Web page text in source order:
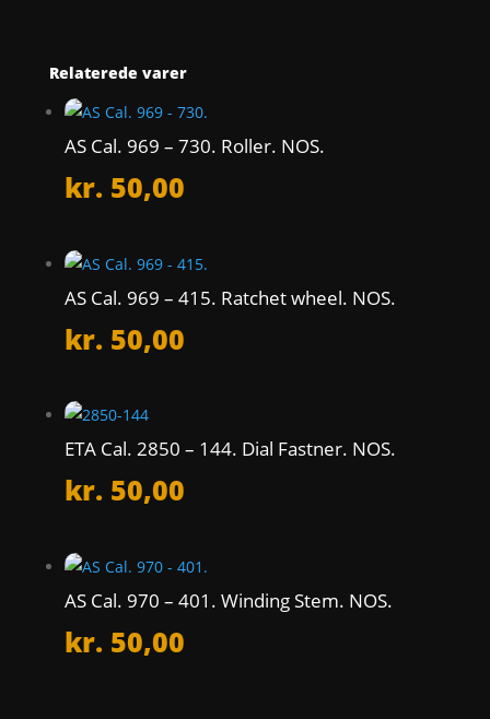
Relaterede varer
AS Cal. 969 – 730. Roller. NOS.
kr. 50,00
AS Cal. 969 – 415. Ratchet wheel. NOS.
kr. 50,00
ETA Cal. 2850 – 144. Dial Fastner. NOS.
kr. 50,00
AS Cal. 970 – 401. Winding Stem. NOS.
kr. 50,00